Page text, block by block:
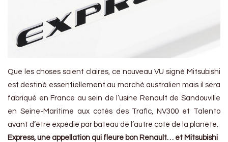
Que les choses soient claires, ce nouveau VU signé Mitsubishi
est destiné essentiellement au marché australien mais il sera
fabriqué en France au sein de l’usine Renault de Sandouville
en Seine-Maritime aux cotés des Trafic, NV300 et Talento
avant d’être expédié par bateau de l’autre coté de la planète.
Express, une appellation qui fleure bon Renault… et Mitsubishi